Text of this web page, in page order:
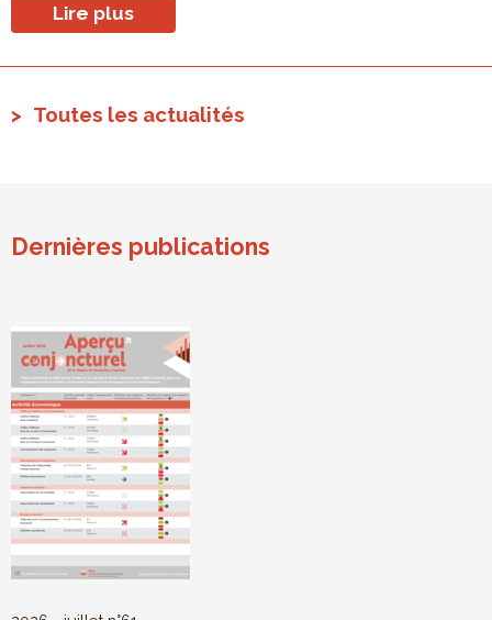
Lire plus
Toutes les actualités
Dernières publications